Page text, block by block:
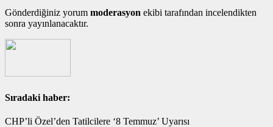
Gönderdiğiniz yorum moderasyon ekibi tarafından incelendikten
sonra yayınlanacaktır.
Sıradaki haber:
CHP’li Özel’den Tatilcilere ‘8 Temmuz’ Uyarısı